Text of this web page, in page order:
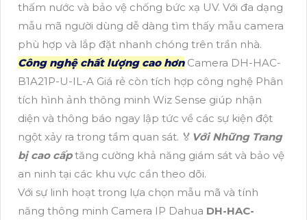
thấm nước và bảo vệ chống bức xạ UV. Với đa dạng
mẫu mã người dùng dễ dàng tìm thấy mẫu camera
phù hợp và lắp đặt nhanh chóng trên trần nhà.
Công nghệ chất lượng cao hơnCamera DH-HAC-
B1A21P-U-IL-A Giá rẻ còn tích hợp công nghệ Phân
tích hình ảnh thông minh Wiz Sense giúp nhận
diện và thông báo ngay lập tức về các sự kiện đột
ngột xảy ra trong tầm quan sát. ️🏅️ Với Những Trang
bị cao cấptăng cường khả năng giám sát và bảo vệ
an ninh tại các khu vực cần theo dõi.
Với sự linh hoạt trong lựa chọn mẫu mã và tính
năng thông minh Camera IP Dahua DH-HAC-